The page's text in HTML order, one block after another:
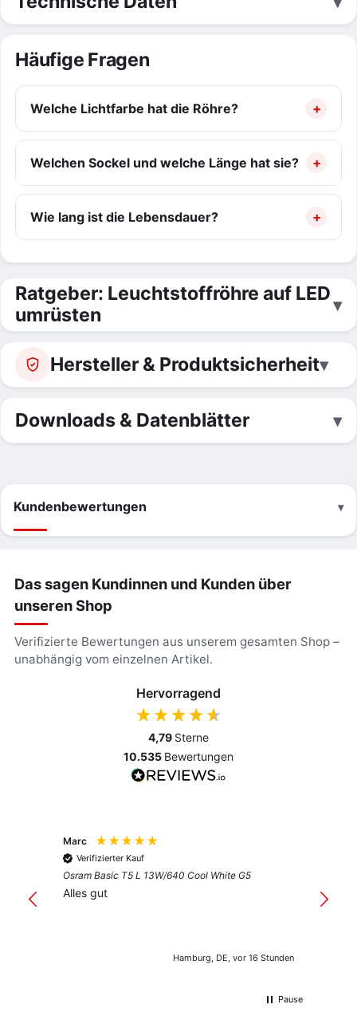
Häufige Fragen
Welche Lichtfarbe hat die Röhre?
Welchen Sockel und welche Länge hat sie?
Wie lang ist die Lebensdauer?
Ratgeber: Leuchtstoffröhre auf LED
umrüsten
Hersteller & Produktsicherheit
Downloads & Datenblätter
Kundenbewertungen
Das sagen Kundinnen und Kunden über
unseren Shop
Verifizierte Bewertungen aus unserem gesamten Shop –
unabhängig vom einzelnen Artikel.
Hervorragend
4,79 Sterne
10.535 Bewertungen
Marc
Verifizierter Kauf
Osram Basic T5 L 13W/640 Cool White G5
Alles gut
Hamburg, DE, vor 16 Stunden
Pause